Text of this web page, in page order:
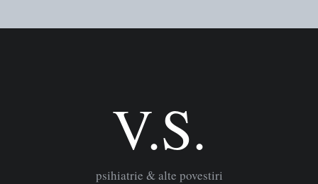
V.S.
psihiatrie & alte povestiri